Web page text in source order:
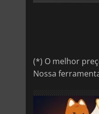
(*) O melhor
Nossa